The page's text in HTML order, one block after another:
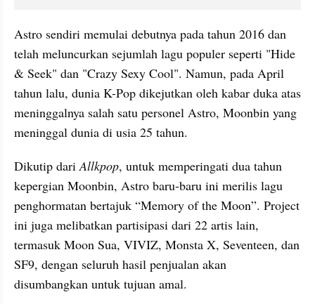
Astro sendiri memulai debutnya pada tahun 2016 dan
telah meluncurkan sejumlah lagu populer seperti "Hide
& Seek" dan "Crazy Sexy Cool". Namun, pada April
tahun lalu, dunia K-Pop dikejutkan oleh kabar duka atas
meninggalnya salah satu personel Astro, Moonbin yang
meninggal dunia di usia 25 tahun.
Dikutip dari Allkpop, untuk memperingati dua tahun
kepergian Moonbin, Astro baru-baru ini merilis lagu
penghormatan bertajuk “Memory of the Moon”. Project
ini juga melibatkan partisipasi dari 22 artis lain,
termasuk Moon Sua, VIVIZ, Monsta X, Seventeen, dan
SF9, dengan seluruh hasil penjualan akan
disumbangkan untuk tujuan amal.